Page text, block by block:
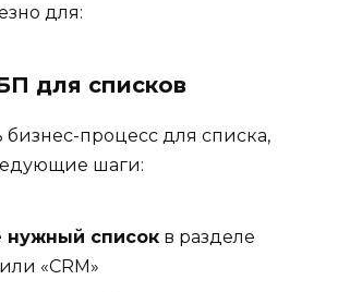
для:
для списков
бизнес-процесс для списка,
шаги:
нужный список в разделе
«CRM»